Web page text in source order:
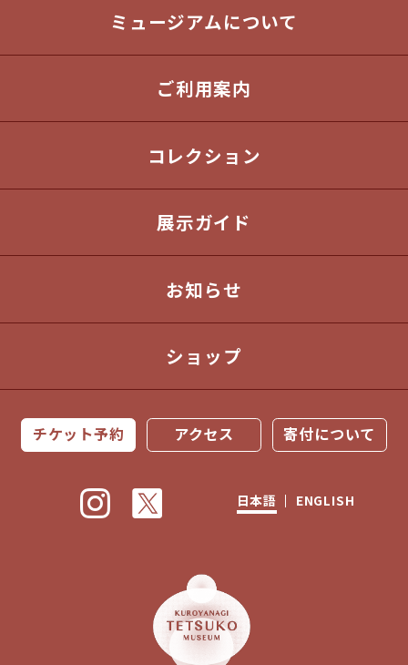
ミュージアムについて
ご利用案内
コレクション
展示ガイド
お知らせ
ショップ
チケット予約 アクセス 寄付について
日本語 ENGLISH